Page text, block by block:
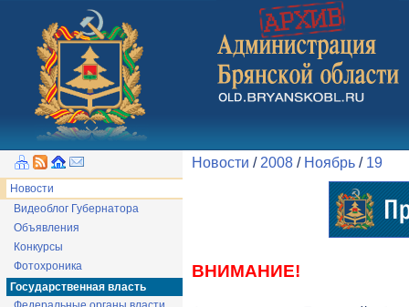
Новости
Видеоблог Губернатора
Объявления
Конкурсы
Фотохроника
Государственная власть
Новости / 2008 / Ноябрь / 19
ВНИМАНИЕ!